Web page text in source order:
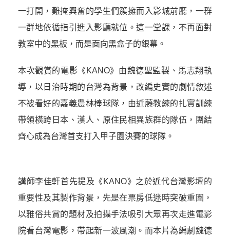
一打開，難掩興奮的學生們簇擁而入影城前廳，一群
一群地依循指引進入影廳就位。這一堂課，不再面對
教室中的黑板，而是面向黑盒子的銀幕。
本次觀賞的電影《KANO》由魏德聖監製、馬志翔執
導，以日治時期的台灣為背景，改編史實的劇情敘述
不被看好的嘉義農林棒球隊，由近藤教練的扎實訓練
帶領橫跨日本、漢人、原住民相異族群的隊伍，團結
齊心成為台灣首支打入甲子園決賽的球隊。
講師李佳軒首先提及《KANO》之於近代台灣影壇的
重要性及其製作背景，先是在票房低迷時突破重圍，
以雅俗共賞的題材及拍攝手法吸引大眾再次走進電影
院看台灣電影，帶起新一波風潮。而本片為編劇魏德